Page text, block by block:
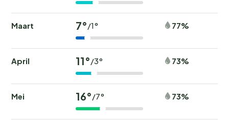
Maart 7°/1° 77%
April 11°/3° 73%
Mei 16°/7° 73%